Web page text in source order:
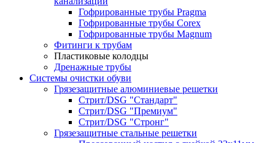
Гофрированные трубы Pragma
Гофрированные трубы Corex
Гофрированные трубы Magnum
Фитинги к трубам
Пластиковые колодцы
Дренажные трубы
Системы очистки обуви
Грязезащитные алюминиевые решетки
Стрит/DSG "Стандарт"
Стрит/DSG "Премиум"
Стрит/DSG "Стронг"
Грязезащитные стальные решетки